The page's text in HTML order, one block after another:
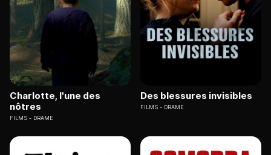
Charlotte, l'une des
nôtres
FILMS DRAME
Des blessures invisibles
FILMS DRAME